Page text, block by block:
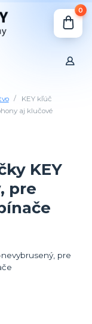
0
KEY kľúč
aj klučové
KEY
pre